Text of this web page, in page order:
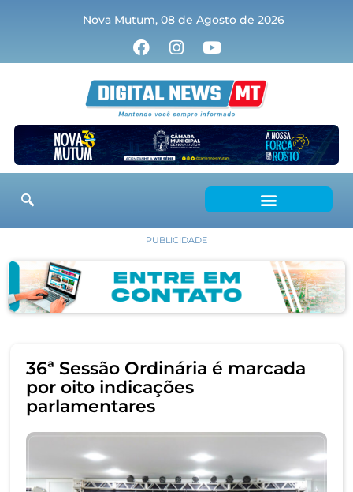
Nova Mutum, 08 de Agosto de 2026
PUBLICIDADE
36ª Sessão Ordinária é marcada
por oito indicações
parlamentares